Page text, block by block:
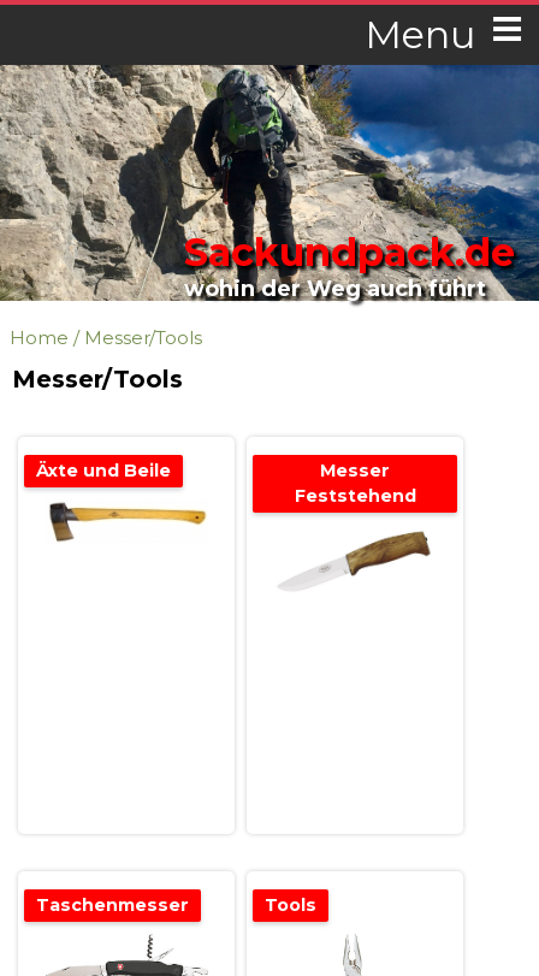
Menu
Sackundpack.de
wohin der Weg auch führt
Home / Messer/Tools
Messer/Tools
Äxte und Beile
Messer
Feststehend
Taschenmesser Tools